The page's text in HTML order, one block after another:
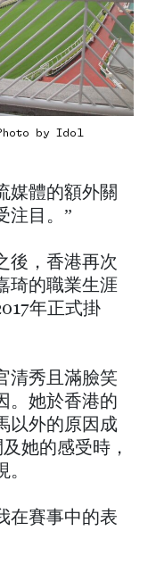
Photo by Idol
媒體的額外關
注目。”
後，香港再次
琦的職業生涯
年正式掛
清秀且滿臉笑
。她於香港的
以外的原因成
她的感受時，
在賽事中的表